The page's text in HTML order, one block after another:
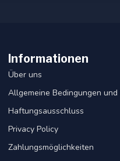
Informationen
Über uns
Allgemeine Bedingungen und
Haftungsausschluss
Privacy Policy
Zahlungsmöglichkeiten